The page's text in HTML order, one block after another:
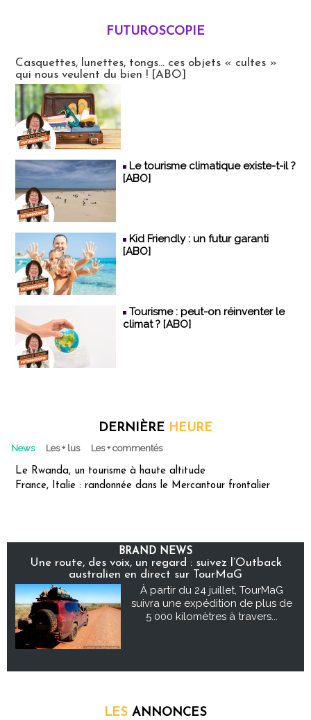
FUTUROSCOPIE
Casquettes, lunettes, tongs... ces objets « cultes »
qui nous veulent du bien ! [ABO]
Le tourisme climatique existe-t-il ?
[ABO]
Kid Friendly : un futur garanti
[ABO]
Tourisme : peut-on réinventer le
climat ? [ABO]
DERNIÈRE HEURE
News Les + lus Les + commentés
Le Rwanda, un tourisme à haute altitude
France, Italie : randonnée dans le Mercantour frontalier
BRAND NEWS
Une route, des voix, un regard : suivez l’Outback
australien en direct sur TourMaG
À partir du 24 juillet, TourMaG
suivra une expédition de plus de
5 000 kilomètres à travers...
LES ANNONCES